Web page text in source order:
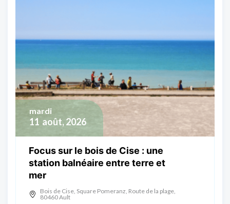
11 août, 2026
mardi
Focus sur le bois de Cise : une
station balnéaire entre terre et
mer
Bois de Cise, Square Pomeranz, Route de la plage,
80460 Ault